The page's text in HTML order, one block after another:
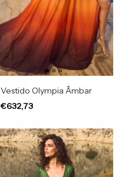
Vestido Olympia Âmbar
€632,73